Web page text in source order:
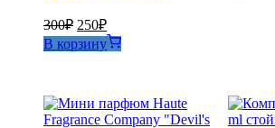
300₽ Первоначальная
цена
составляла
250₽Текущая
цена:
250₽.
В корзину